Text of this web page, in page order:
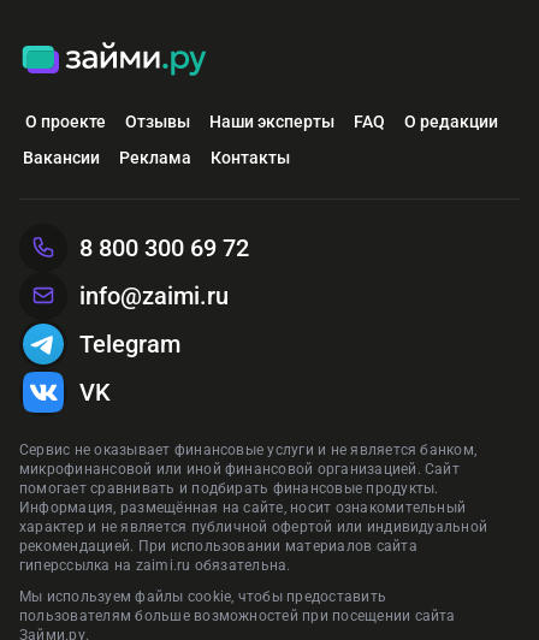
О проекте Отзывы Наши эксперты FAQ
О редакции
Вакансии
Реклама Контакты
Сервис не оказывает финансовые услуги и не является банком,
микрофинансовой или иной финансовой организацией. Сайт
помогает сравнивать и подбирать финансовые продукты.
Информация, размещённая на сайте, носит ознакомительный
характер и не является публичной офертой или индивидуальной
рекомендацией. При использовании материалов сайта
гиперссылка на zaimi.ru обязательна.
Мы используем файлы cookie, чтобы предоставить
пользователям больше возможностей при посещении сайта
Займи.ру.
8 800 300 69 72
info@zaimi.ru
Telegram
VK